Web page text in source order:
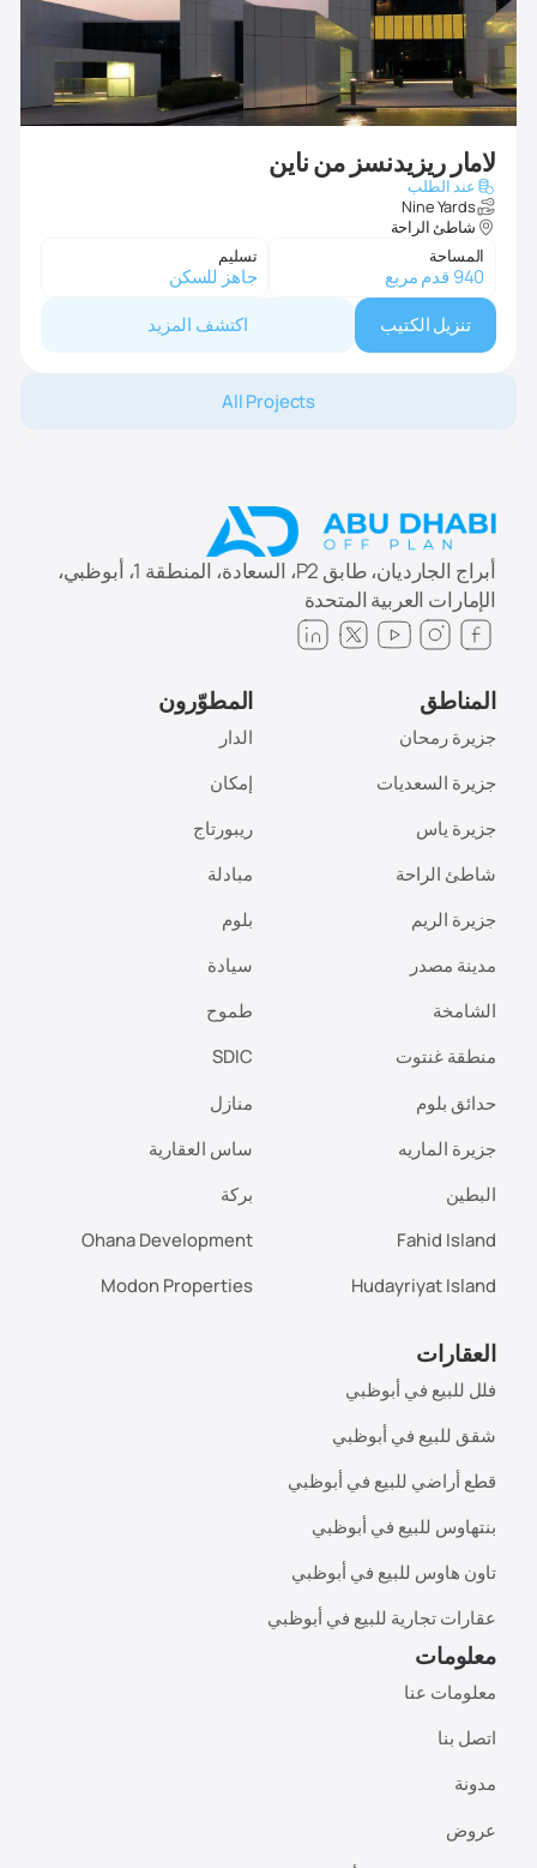
لامار ريزيدنسز من ناين
عند الطلب
Nine Yards
شاطئ الراحة
المساحة
940 قدم مربع
تسليم
جاهز للسكن
تنزيل الكتيب اكتشف المزيد
All Projects
أبراج الجارديان، طابق P2، السعادة، المنطقة 1، أبوظبي،
الإمارات العربية المتحدة
المناطق
جزيرة رمحان
جزيرة السعديات
جزيرة ياس
شاطئ الراحة
جزيرة الريم
مدينة مصدر
الشامخة
منطقة غنتوت
حدائق بلوم
جزيرة الماريه
البطين
Fahid Island
Hudayriyat Island
المطوّرون
الدار
إمكان
ريبورتاج
مبادلة
بلوم
سيادة
طموح
SDIC
منازل
ساس العقارية
بركة
Ohana Development
Modon Properties
العقارات
فلل للبيع في أبوظبي
شقق للبيع في أبوظبي
قطع أراضي للبيع في أبوظبي
بنتهاوس للبيع في أبوظبي
تاون هاوس للبيع في أبوظبي
عقارات تجارية للبيع في أبوظبي
معلومات
معلومات عنا
اتصل بنا
مدونة
عروض